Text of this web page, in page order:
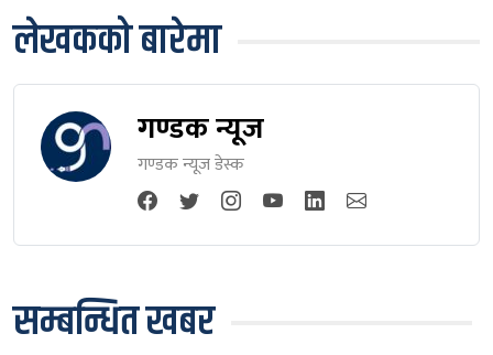
लेखकको बारेमा
गण्डक न्यूज
गण्डक न्यूज डेस्क
सम्बन्धित खबर